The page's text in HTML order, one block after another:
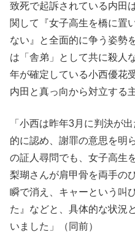
致死で起訴されている内田
関して『女子高生を橋に置
ない』と全面的に争う姿勢
は「舎弟」として共に殺人
年が確定している小西優花
内田と真っ向から対立する
「小西は昨年3月に判決が
的に認め、謝罪の意思を明
の証人尋問でも、女子高生
梨瑚さんが肩甲骨を両手の
瞬で消え、キャーという叫
た』などと、具体的な状況
いました」（同前）